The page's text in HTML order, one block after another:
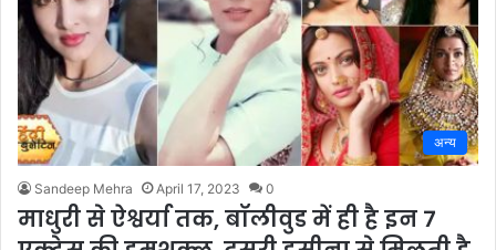
अन्य
Sandeep Mehra April 17, 2023 0
माधुरी से ऐश्वर्या तक, बॉलीवुड में ही है इन 7